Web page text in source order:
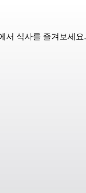
서 식사를 즐겨보세요.